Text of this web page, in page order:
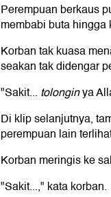
Perempuan berkaus
membabi buta hingga
Korban tak kuasa
seakan tak didengar
"Sakit... tolonginya
Di klip selanjutnya,
perempuan lain
Korban meringis ke
"Sakit...," kata korban.